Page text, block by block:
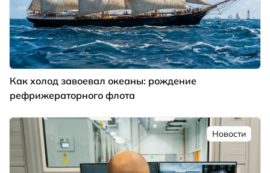
Как холод завоевал океаны: рождение
рефрижераторного флота
Новости